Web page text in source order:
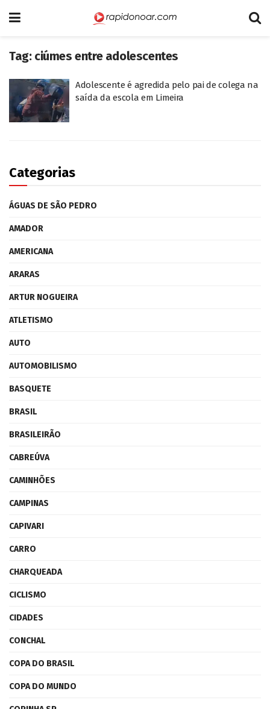
Tag: ciúmes entre adolescentes
Adolescente é agredida pelo pai de colega na
saída da escola em Limeira
Categorias
ÁGUAS DE SÃO PEDRO
AMADOR
AMERICANA
ARARAS
ARTUR NOGUEIRA
ATLETISMO
AUTO
AUTOMOBILISMO
BASQUETE
BRASIL
BRASILEIRÃO
CABREÚVA
CAMINHÕES
CAMPINAS
CAPIVARI
CARRO
CHARQUEADA
CICLISMO
CIDADES
CONCHAL
COPA DO BRASIL
COPA DO MUNDO